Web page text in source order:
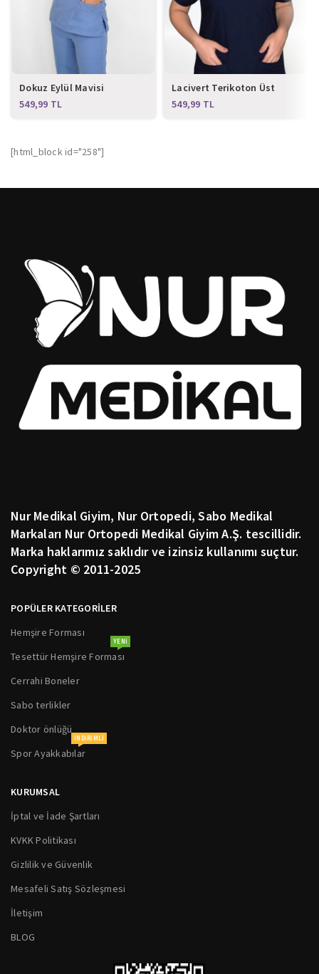
Dokuz Eylül Mavisi
Terikoton Üst Forma
TL
Lacivert Terikoton Üst
Forma TL
[html_block id="258"]
Nur Medikal Giyim, Nur Ortopedi, Sabo Medikal
Markaları Nur Ortopedi Medikal Giyim A.Ş. tescillidir.
Marka haklarımız saklıdır ve izinsiz kullanımı suçtur.
Copyright © 2011-2025
POPÜLER KATEGORİLER
Hemşire Forması
Tesettür Hemşire Forması
YENI
Cerrahi Boneler
Sabo terlikler
Doktor önlüğü
Spor Ayakkabılar
INDIRIMLI
KURUMSAL
İptal ve İade Şartları
KVKK Politikası
Gizlilik ve Güvenlik
Mesafeli Satış Sözleşmesi
İletişim
BLOG